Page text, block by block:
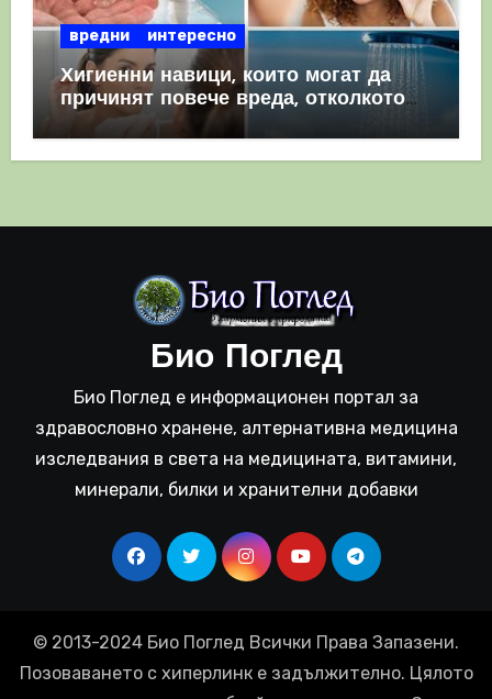
вредни интересно
Хигиенни навици, които могат да
причинят повече вреда, отколкото
полза
Био Поглед
Био Поглед е информационен портал за
здравословно хранене, алтернативна медицина
изследвания в света на медицината, витамини,
минерали, билки и хранителни добавки
© 2013-2024 Био Поглед Всички Права Запазени.
Позоваването с хиперлинк е задължително. Цялото